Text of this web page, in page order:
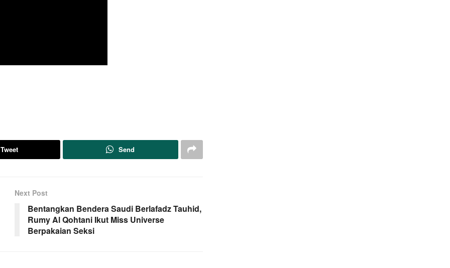
Tweet Send
Next Post
Bentangkan Bendera Saudi Berlafadz Tauhid,
Rumy Al Qohtani Ikut Miss Universe
Berpakaian Seksi